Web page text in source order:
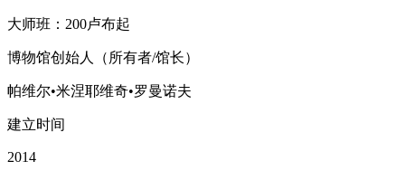
大师班：200卢布起
博物馆创始人（所有者/馆长）
帕维尔•米涅耶维奇•罗曼诺夫
建立时间
2014